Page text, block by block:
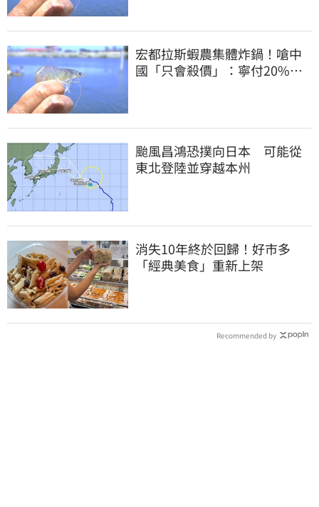
宏都拉斯蝦農集體炸鍋！嗆中
國「只會殺價」：寧付20%關
颱風昌鴻恐撲向日本 可能從
東北登陸並穿越本州
消失10年終於回歸！好市多
「經典美食」重新上架
Recommended by